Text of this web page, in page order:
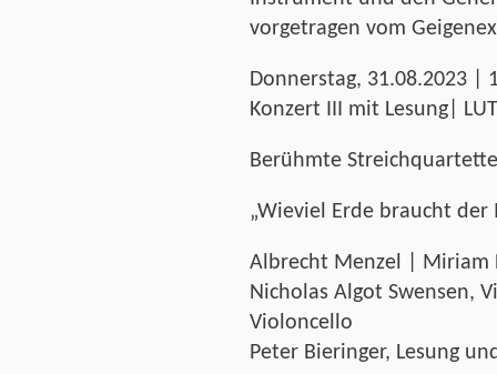
vorgetragen vom
Donnerstag, 31.08.2023 |
Konzert III mit Lesung|
Berühmte
„Wieviel Erde braucht der
Albrecht Menzel | Miriam
Nicholas Algot Swensen,
Violoncello
Peter Bieringer, Lesung